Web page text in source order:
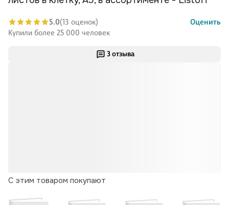
3 отзыва
С этим товаром покупают
5.0(13 оценок)
Оценить
Купили более 25 000 человек